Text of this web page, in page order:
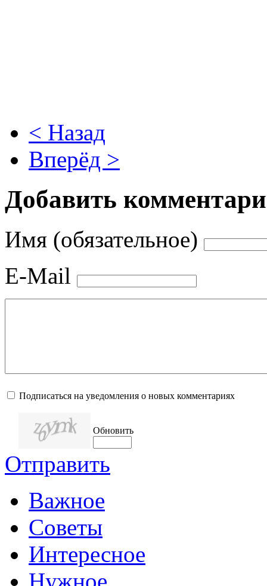
< Назад
Вперёд >
Добавить
Имя (обязательное)
E-Mail
Подписаться на уведомления о новых комментариях
Обновить
Отправить
Важное
Советы
Интересное
Нужное